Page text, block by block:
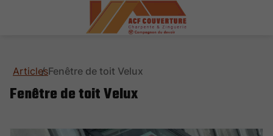
ArticlesFenêtre de toit Velux
Fenêtre de toit Velux